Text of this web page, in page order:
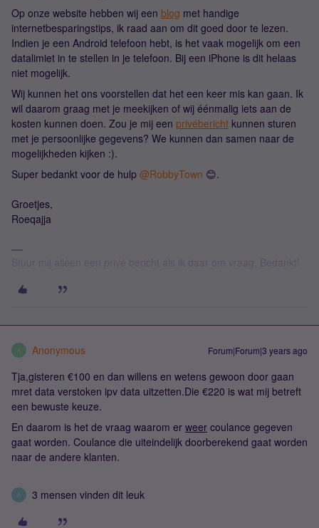
Op onze website hebben wij een blog met handige
internetbesparingstips, ik raad aan om dit goed door te lezen.
Indien je een Android telefoon hebt, is het vaak mogelijk om een
datalimiet in te stellen in je telefoon. Bij een iPhone is dit helaas
niet mogelijk.
Wij kunnen het ons voorstellen dat het een keer mis kan gaan. Ik
wil daarom graag met je meekijken of wij éénmalig iets aan de
kosten kunnen doen. Zou je mij een privébericht kunnen sturen
met je persoonlijke gegevens? We kunnen dan samen naar de
mogelijkheden kijken :).
Super bedankt voor de hulp @RobbyTown 😊.
Groetjes,
Roeqajja
A Anonymous Forum|Forum|3 years ago
Tja,gisteren €100 en dan willens en wetens gewoon door gaan
mret data verstoken ipv data uitzetten.Die €220 is wat mij betreft
een bewuste keuze.
En daarom is het de vraag waarom er weer coulance gegeven
gaat worden. Coulance die uiteindelijk doorberekend gaat worden
naar de andere klanten.
A 3 mensen vinden dit leuk